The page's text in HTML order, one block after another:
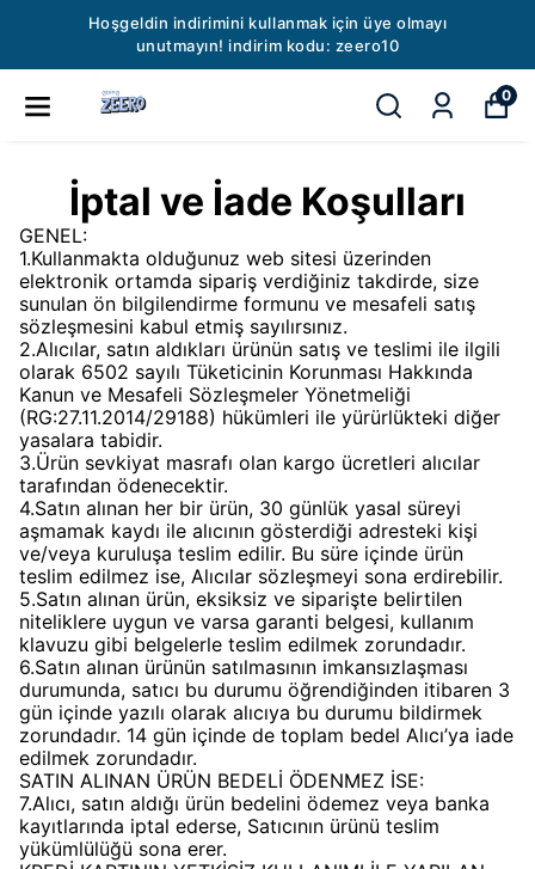
Hoşgeldin indirimini kullanmak için üye olmayı
unutmayın! indirim kodu: zeero10
0
İptal ve İade Koşulları
GENEL:
1.Kullanmakta olduğunuz web sitesi üzerinden
elektronik ortamda sipariş verdiğiniz takdirde, size
sunulan ön bilgilendirme formunu ve mesafeli satış
sözleşmesini kabul etmiş sayılırsınız.
2.Alıcılar, satın aldıkları ürünün satış ve teslimi ile ilgili
olarak 6502 sayılı Tüketicinin Korunması Hakkında
Kanun ve Mesafeli Sözleşmeler Yönetmeliği
(RG:27.11.2014/29188) hükümleri ile yürürlükteki diğer
yasalara tabidir.
3.Ürün sevkiyat masrafı olan kargo ücretleri alıcılar
tarafından ödenecektir.
4.Satın alınan her bir ürün, 30 günlük yasal süreyi
aşmamak kaydı ile alıcının gösterdiği adresteki kişi
ve/veya kuruluşa teslim edilir. Bu süre içinde ürün
teslim edilmez ise, Alıcılar sözleşmeyi sona erdirebilir.
5.Satın alınan ürün, eksiksiz ve siparişte belirtilen
niteliklere uygun ve varsa garanti belgesi, kullanım
klavuzu gibi belgelerle teslim edilmek zorundadır.
6.Satın alınan ürünün satılmasının imkansızlaşması
durumunda, satıcı bu durumu öğrendiğinden itibaren 3
gün içinde yazılı olarak alıcıya bu durumu bildirmek
zorundadır. 14 gün içinde de toplam bedel Alıcı’ya iade
edilmek zorundadır.
SATIN ALINAN ÜRÜN BEDELİ ÖDENMEZ İSE:
7.Alıcı, satın aldığı ürün bedelini ödemez veya banka
kayıtlarında iptal ederse, Satıcının ürünü teslim
yükümlülüğü sona erer.